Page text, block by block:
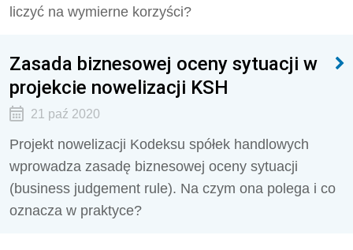
liczyć na wymierne korzyści?
Zasada biznesowej oceny sytuacji w
projekcie nowelizacji KSH
21 paź 2020
Projekt nowelizacji Kodeksu spółek handlowych
wprowadza zasadę biznesowej oceny sytuacji
(business judgement rule). Na czym ona polega i co
oznacza w praktyce?